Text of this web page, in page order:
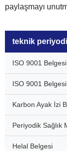
teknik
ISO 9001 Belgesi
ISO 9001 Belgesi
Karbon Ayak İzi
Periyodik Sağlık
Helal Belgesi
paylaşmayı